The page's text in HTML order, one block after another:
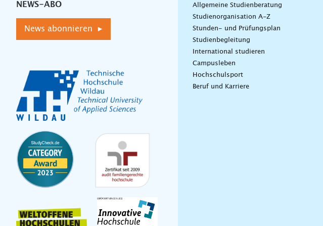
NEWS-ABO
News abonnieren ▸
Allgemeine Studienberatung
Studienorganisation A-Z
Stunden- und Prüfungsplan
Studienbegleitung
International studieren
Campusleben
Hochschulsport
Beruf und Karriere